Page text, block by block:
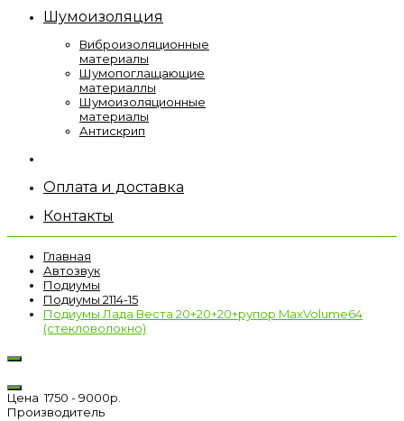
Шумоизоляция
Виброизоляционные
материалы
Шумопоглащающие
материаллы
Шумоизоляционные
материалы
Антискрип
Оплата и доставка
Контакты
Главная
Автозвук
Подиумы
Подиумы 2114-15
Подиумы Лада Веста 20+20+20+рупор MaxVolume64
(стекловолокно)
Цена1750 -9000р.
Производитель